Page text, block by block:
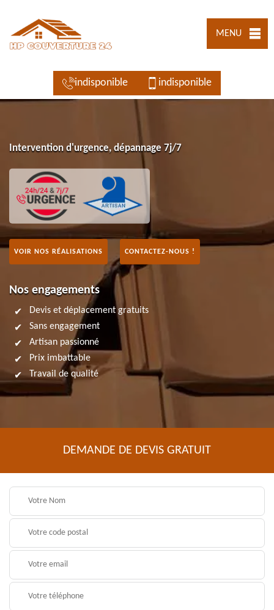
MENU
indisponible indisponible
Intervention d'urgence, dépannage 7j/7
VOIR NOS RÉALISATIONS CONTACTEZ-NOUS !
Nos engagements
Devis et déplacement gratuits
Sans engagement
Artisan passionné
Prix imbattable
Travail de qualité
DEMANDE DE DEVIS GRATUIT